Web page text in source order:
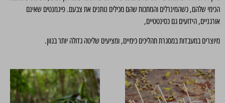
הכימי שלהם, כשהמינרלים והמתכות שהם מכילים נותנים את צבעם. פיגמנטים שאינם
אורגניים, הידועים גם כסינטטיים,
מיוצרים במעבדות במסגרת תהליכים כימיים, ומציעים שליטה גדולה יותר בגוון.